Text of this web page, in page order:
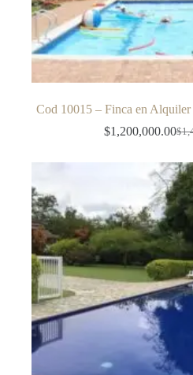
Cod 10015 – Finca en Alquiler
$
El
era:
$1,200,000.00El
es: